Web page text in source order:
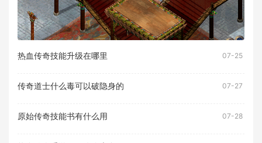
热血传奇技能升级在哪里 07-25
传奇道士什么毒可以破隐身的 07-27
原始传奇技能书有什么用 07-28